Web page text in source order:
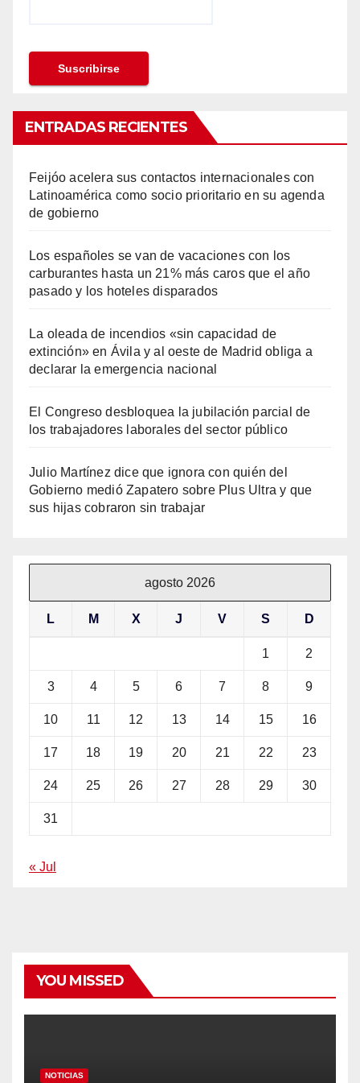
ENTRADAS RECIENTES
Feijóo acelera sus contactos internacionales con
Latinoamérica como socio prioritario en su agenda
de gobierno
Los españoles se van de vacaciones con los
carburantes hasta un 21% más caros que el año
pasado y los hoteles disparados
La oleada de incendios «sin capacidad de
extinción» en Ávila y al oeste de Madrid obliga a
declarar la emergencia nacional
El Congreso desbloquea la jubilación parcial de
los trabajadores laborales del sector público
Julio Martínez dice que ignora con quién del
Gobierno medió Zapatero sobre Plus Ultra y que
sus hijas cobraron sin trabajar
agosto 2026
L M X J V S D
1 2
3 4 5 6 7 8 9
10 11 12 13 14 15 16
17 18 19 20 21 22 23
24 25 26 27 28 29 30
31
« Jul
YOU MISSED
NOTICIAS